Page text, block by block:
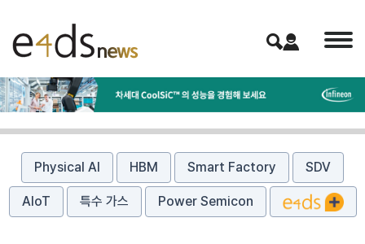
Physical AI HBM Smart Factory SDV
AIoT 특수 가스 Power Semicon